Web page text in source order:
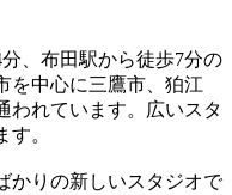
、布田駅から徒歩7分の
を中心に三鷹市、狛江
われています。広いスタ
。
かりの新しいスタジオで